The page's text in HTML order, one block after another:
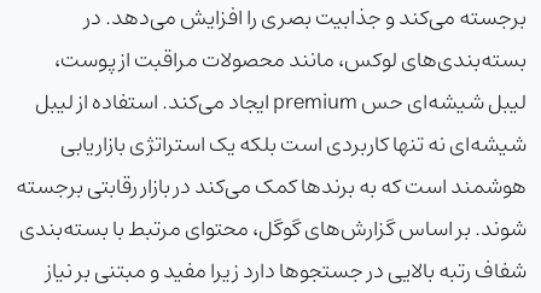
برجسته می‌کند و جذابیت بصری را افزایش می‌دهد. در
بسته‌بندی‌های لوکس، مانند محصولات مراقبت از پوست،
لیبل شیشه‌ای حس premium ایجاد می‌کند. استفاده از لیبل
شیشه‌ای نه تنها کاربردی است بلکه یک استراتژی بازاریابی
هوشمند است که به برندها کمک می‌کند در بازار رقابتی برجسته
شوند. بر اساس گزارش‌های گوگل، محتوای مرتبط با بسته‌بندی
شفاف رتبه بالایی در جستجوها دارد زیرا مفید و مبتنی بر نیاز